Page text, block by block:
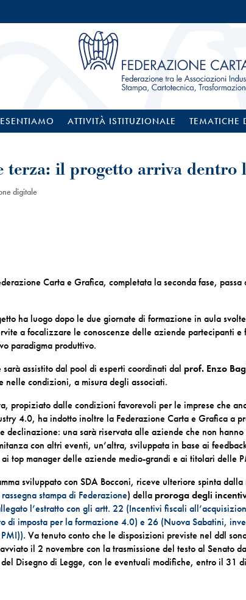
ATTIVITÀ ISTITUZIONALE TEMATICHE
terza: il progetto arriva dentro
digitale
Carta e Grafica, completata la seconda fase,
ha luogo dopo le due giornate di formazione in aula
a focalizzare le conoscenze delle aziende partecipanti
paradigma produttivo.
assistito dal pool di esperti coordinati dal prof. Enzo
nelle condizioni, a misura degli associati.
propiziato dalle condizioni favorevoli per le imprese che
4.0, ha indotto inoltre la Federazione Carta e Grafica a
declinazione: una sarà riservata alle aziende che non
con altri eventi, un’altra, sviluppata in base ai
top manager delle aziende medio-grandi e ai titolari delle
sviluppato con SDA Bocconi, riceve ulteriore spinta
stampa di Federazione) della proroga degli
l’estratto con gli artt. 22 (Incentivi fiscali
di imposta per la formazione 4.0) e 26 (Nuova Sabatini,
. Va tenuto conto che le disposizioni previste nel ddl
il 2 novembre con la trasmissione del testo al Senato
Disegno di Legge, con le eventuali modifiche, entro il 31